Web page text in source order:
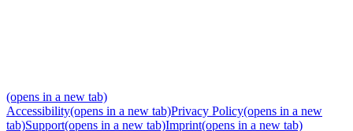
(opens in a new tab)
Accessibility(opens in a new tab)Privacy Policy(opens in a new
tab)Support(opens in a new tab)Imprint(opens in a new tab)